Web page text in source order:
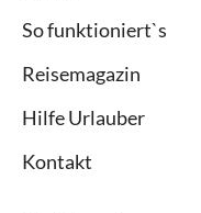
So funktioniert`s
Reisemagazin
Hilfe Urlauber
Kontakt